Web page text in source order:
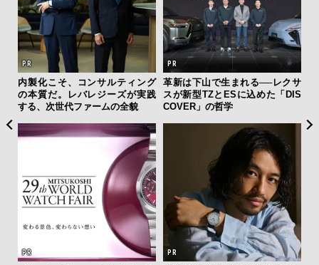
内製化こそ、コンサルティング
の本質だ。レバレジーズが実践
する、次世代ファームの全貌
革新は下山で生まれる──レクサ
スが新型TZとESに込めた「DIS
COVER」の哲学
グ